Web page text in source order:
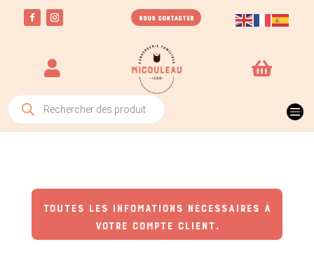
NOUS CONTACTER
 
Recherche
de
produits

TOUTES LES INFOMATIONS NÉCESSAIRES À
VOTRE COMPTE CLIENT.